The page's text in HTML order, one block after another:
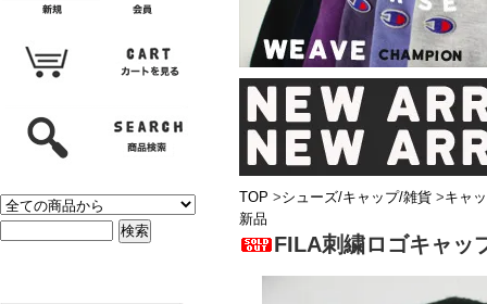
TOP >シューズ/キャップ/雑貨 >キャ
新品
FILA刺繍ロゴキャッ